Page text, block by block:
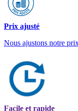
Prix ajusté
Nous ajustons notre
Facile et rapide